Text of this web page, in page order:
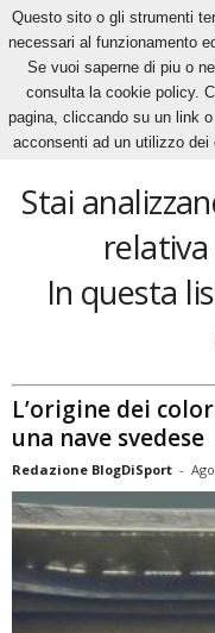
Home Tags Boca juniors
boca juniors
Stai
In questa
L’origine dei
una nave svedese
Redazione BlogDiSport -
Questo sito o gli strumenti
necessari al funzionamento
Se vuoi saperne di piu o
consulta la cookie policy.
pagina, cliccando su un link
acconsenti ad un utilizzo dei